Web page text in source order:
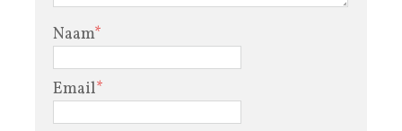
Naam*
Email*